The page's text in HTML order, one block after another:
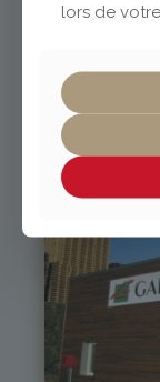
lors de